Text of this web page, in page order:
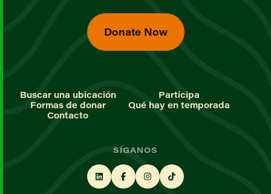
Donate Now
Buscar una ubicación
Participa
Formas de donar
Qué hay en temporada
Contacto
SÍGANOS